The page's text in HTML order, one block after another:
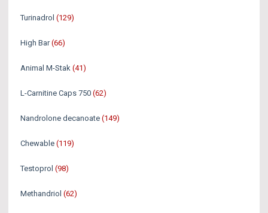
Turinadrol (129)
High Bar (66)
Animal M-Stak (41)
L-Carnitine Caps 750 (62)
Nandrolone decanoate (149)
Chewable (119)
Testoprol (98)
Methandriol (62)